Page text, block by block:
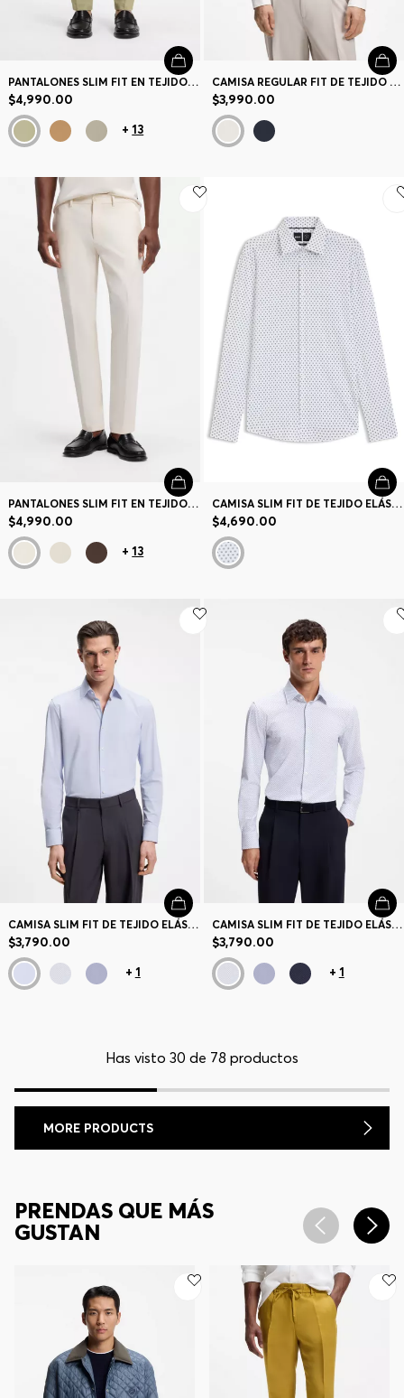
PANTALONES SLIM FIT EN TEJIDO MULTIELÁSTICO
$4,990.00
+13
CAMISA REGULAR FIT DE TEJIDO ELÁSTICO TÉCNICO
$3,990.00
PANTALONES SLIM FIT EN TEJIDO MULTIELÁSTICO
$4,990.00
+13
CAMISA SLIM FIT DE TEJIDO ELÁSTICO TÉCNICO HECHO EN ITALIA
$4,690.00
CAMISA SLIM FIT DE TEJIDO ELÁSTICO TÉCNICO ESTAMPADO
$3,790.00
+ 1
CAMISA SLIM FIT DE TEJIDO ELÁSTICO TÉCNICO ESTAMPADO
$3,790.00
+ 1
Has visto 30 de 78 productos
MORE PRODUCTS
PRENDAS QUE MÁS
GUSTAN